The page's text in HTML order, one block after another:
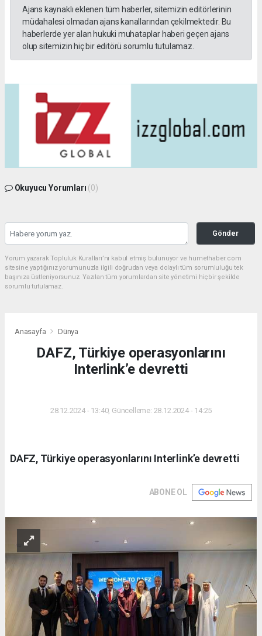
Ajans kaynaklı eklenen tüm haberler, sitemizin editörlerinin
müdahalesi olmadan ajans kanallarından çekilmektedir. Bu
haberlerde yer alan hukuki muhataplar haberi geçen ajans
olup sitemizin hiç bir editörü sorumlu tutulamaz.
Okuyucu Yorumları (0)
Gönder
Yorum yazarak Topluluk Kuralları’nı kabul etmiş bulunuyor ve hurnethaber.com
sitesine yaptığınız yorumunuzla ilgili doğrudan veya dolaylı tüm sorumluluğu tek
başınıza üstleniyorsunuz. Yazılan tüm yorumlardan site yönetimi hiçbir şekilde
sorumlu tutulamaz.
Anasayfa Dünya
DAFZ, Türkiye operasyonlarını
Interlink’e devretti
28.12.2024 - 13:40, Güncelleme: 28.12.2024 - 14:25
DAFZ, Türkiye operasyonlarını Interlink’e devretti
ABONE OL